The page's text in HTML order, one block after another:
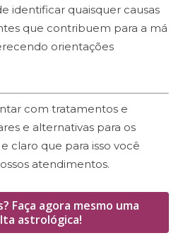
identificar quaisquer causas
que contribuem para a má
orientações
com tratamentos e
e alternativas para os
claro que para isso você
atendimentos.
Faça agora mesmo uma
astrológica!